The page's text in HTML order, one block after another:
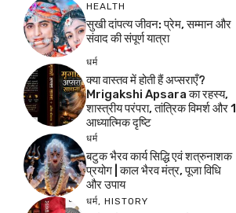
HEALTH
सुखी दांपत्य जीवन: प्रेम, सम्मान और
संवाद की संपूर्ण यात्रा
धर्म
क्या वास्तव में होती हैं अप्सराएँ?
Mrigakshi Apsara का रहस्य,
शास्त्रीय परंपरा, तांत्रिक विमर्श और 1
आध्यात्मिक दृष्टि
धर्म
बटुक भैरव कार्य सिद्धि एवं शत्रुनाशक
प्रयोग | काल भैरव मंत्र, पूजा विधि
और उपाय
धर्म, HISTORY